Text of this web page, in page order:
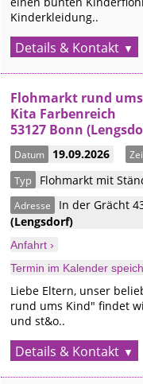
Kinderkleidung..
Details & Kontakt
Flohmarkt rund
Kita Farbenreich
53127 Bonn
Datum 19.09.2026
Typ Flohmarkt mit
Adresse In der Grächt
(Lengsdorf)
Anfahrt ›
Termin im Kalender
Liebe Eltern, unser
rund ums Kind" findet
und st&o..
Details & Kontakt